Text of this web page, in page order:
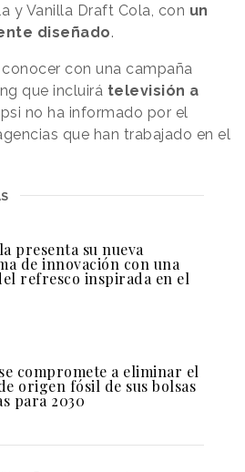
y Vanilla Draft Cola, con un
diseñado.
con una campaña
que incluirá televisión a
no ha informado por el
que han trabajado en el
presenta su nueva
de innovación con una
refresco inspirada en el
compromete a eliminar el
origen fósil de sus bolsas
para 2030